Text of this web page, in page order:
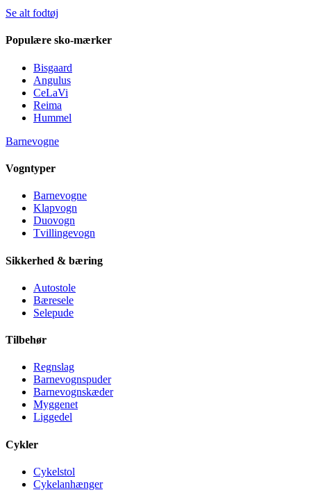
Se alt fodtøj
Populære sko-mærker
Bisgaard
Angulus
CeLaVi
Reima
Hummel
Barnevogne
Vogntyper
Barnevogne
Klapvogn
Duovogn
Tvillingevogn
Sikkerhed & bæring
Autostole
Bæresele
Selepude
Tilbehør
Regnslag
Barnevognspuder
Barnevognskæder
Myggenet
Liggedel
Cykler
Cykelstol
Cykelanhænger